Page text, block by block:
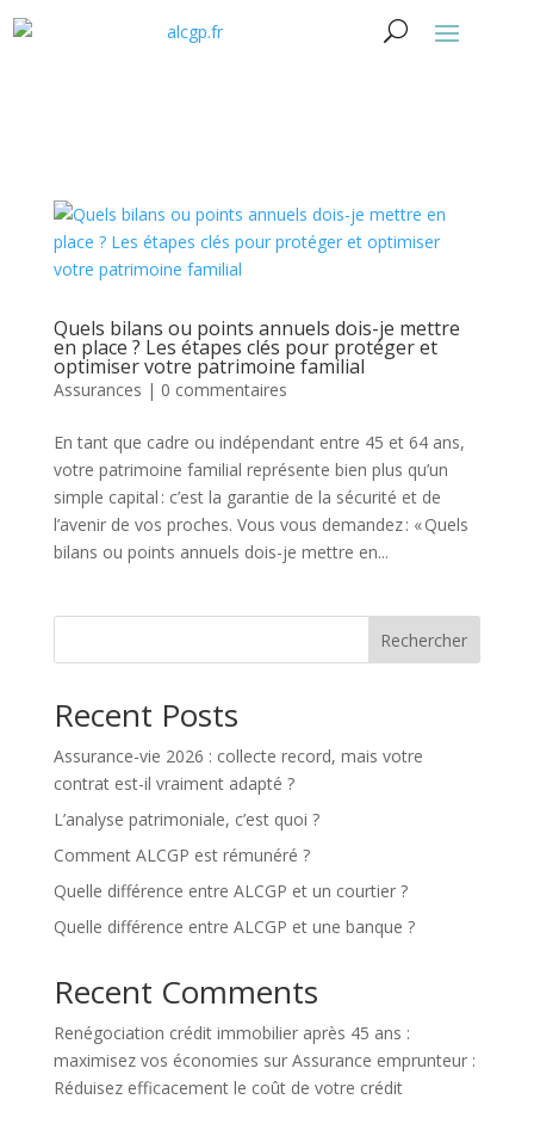
Quels bilans ou points annuels dois-je mettre
en place ? Les étapes clés pour protéger et
optimiser votre patrimoine familial
Assurances | 0 commentaires
En tant que cadre ou indépendant entre 45 et 64 ans,
votre patrimoine familial représente bien plus qu’un
simple capital : c’est la garantie de la sécurité et de
l’avenir de vos proches. Vous vous demandez : « Quels
bilans ou points annuels dois-je mettre en...
Rechercher
Recent Posts
Assurance-vie 2026 : collecte record, mais votre
contrat est-il vraiment adapté ?
L’analyse patrimoniale, c’est quoi ?
Comment ALCGP est rémunéré ?
Quelle différence entre ALCGP et un courtier ?
Quelle différence entre ALCGP et une banque ?
Recent Comments
Renégociation crédit immobilier après 45 ans :
maximisez vos économies sur Assurance emprunteur :
Réduisez efficacement le coût de votre crédit